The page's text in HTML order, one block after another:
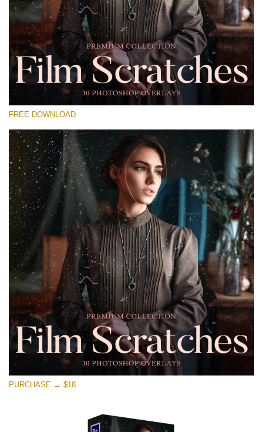
कृपया चुने
Free Photoshop Overlay #15
Small 800*533px
Film Scratches
(30 Overlays)
Bokeh Collection (650 Overlays)
Large 6000*4000px
Entire Collection
(1783 Overlays)
Large 6000*4000px
मुफ्त डाउनलोड
FREE DOWNLOAD
PURCHASE → $18